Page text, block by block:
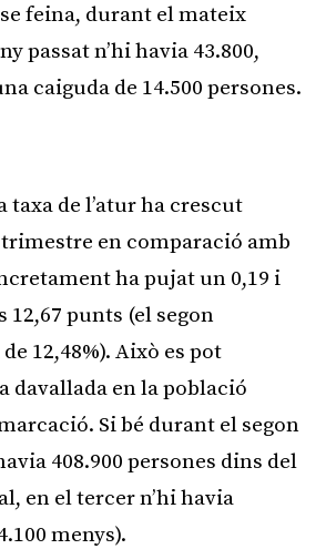
feina, durant el mateix
passat n’hi havia 43.800,
caiguda de 14.500 persones.
taxa de l’atur ha crescut
en comparació amb
ha pujat un 0,19 i
12,67 punts (el segon
12,48%). Això es pot
davallada en la població
Si bé durant el segon
408.900 persones dins del
en el tercer n’hi havia
menys).